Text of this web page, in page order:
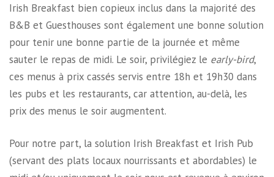
Irish Breakfast bien copieux inclus dans la majorité des
B&B et Guesthouses sont également une bonne solution
pour tenir une bonne partie de la journée et même
sauter le repas de midi. Le soir, privilégiez le early-bird,
ces menus à prix cassés servis entre 18h et 19h30 dans
les pubs et les restaurants, car attention, au-delà, les
prix des menus le soir augmentent.
Pour notre part, la solution Irish Breakfast et Irish Pub
(servant des plats locaux nourrissants et abordables) le